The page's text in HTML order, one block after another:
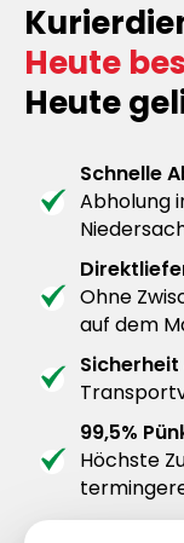
Heute
Heute
Schnelle
Abholung
Ohne
auf dem
99,5%
Höchste